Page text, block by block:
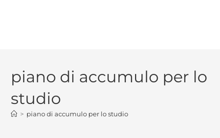
piano di accumulo per lo
studio
> piano di accumulo per lo studio